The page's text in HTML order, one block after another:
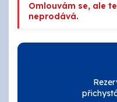
Ostatní povrchy
AUTOMOTIVE
Technické kapaliny
Omlouvám se, ale
neprodává.